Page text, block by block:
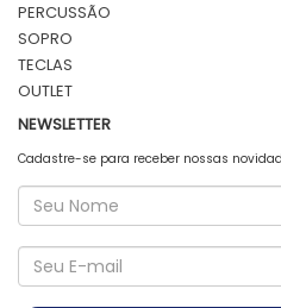
PERCUSSÃO
SOPRO
TECLAS
OUTLET
NEWSLETTER
Cadastre-se para receber nossas